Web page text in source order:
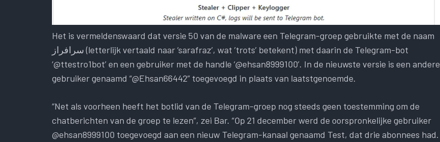
Het is vermeldenswaard dat versie 50 van de malware een Telegram-groep gebruikte met de naam
سرافراز (letterlijk vertaald naar ‘sarafraz’, wat ’trots’ betekent) met daarin de Telegram-bot
‘@ttestro1bot’ en een gebruiker met de handle ‘@ehsan8999100’. In de nieuwste versie is een andere
gebruiker genaamd “@Ehsan66442” toegevoegd in plaats van laatstgenoemde.
“Net als voorheen heeft het botlid van de Telegram-groep nog steeds geen toestemming om de
chatberichten van de groep te lezen”, zei Bar. “Op 21 december werd de oorspronkelijke gebruiker
@ehsan8999100 toegevoegd aan een nieuw Telegram-kanaal genaamd Test, dat drie abonnees had.